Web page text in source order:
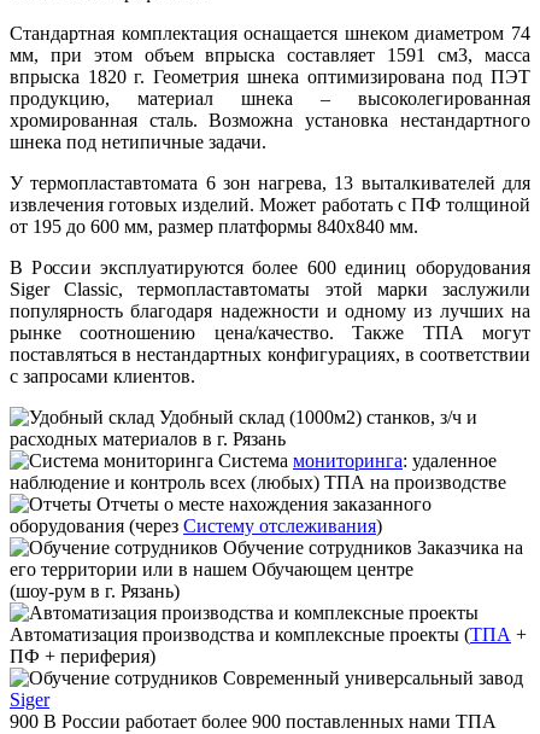
Стандартная комплектация оснащается шнеком диаметром 74
мм, при этом объем впрыска составляет 1591 см3, масса
впрыска 1820 г. Геометрия шнека оптимизирована под ПЭТ
продукцию, материал шнека – высоколегированная
хромированная сталь. Возможна установка нестандартного
шнека под нетипичные задачи.
У термопластавтомата 6 зон нагрева, 13 выталкивателей для
извлечения готовых изделий. Может работать с ПФ толщиной
от 195 до 600 мм, размер платформы 840х840 мм.
В России эксплуатируются более 600 единиц оборудования
Siger Classic, термопластавтоматы этой марки заслужили
популярность благодаря надежности и одному из лучших на
рынке соотношению цена/качество. Также ТПА могут
поставляться в нестандартных конфигурациях, в соответствии
с запросами клиентов.
Удобный склад (1000м2) станков, з/ч и
расходных материалов в г. Рязань
Система мониторинга: удаленное
наблюдение и контроль всех (любых) ТПА на производстве
Отчеты о месте нахождения заказанного
оборудования (через Систему отслеживания)
Обучение сотрудников Заказчика на
его территории или в нашем Обучающем центре
(шоу-рум в г. Рязань)
Автоматизация производства и комплексные проекты (ТПА +
ПФ + периферия)
Современный универсальный завод
Siger
900 В России работает более 900 поставленных нами ТПА